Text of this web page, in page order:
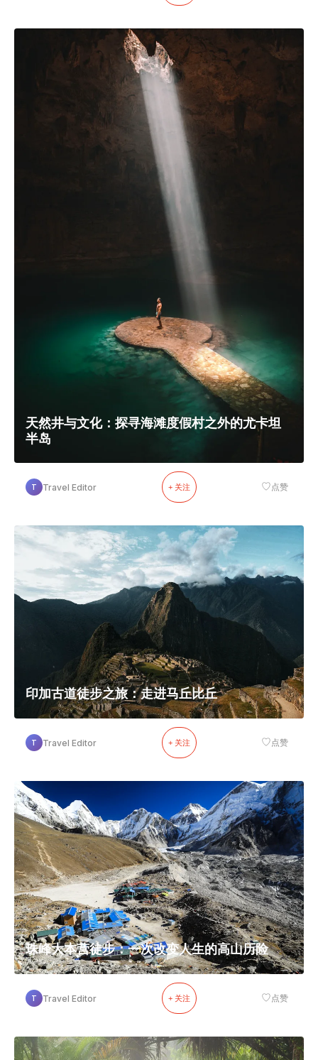
天然井与文化：探寻海滩度假村之外的尤卡坦
半岛
T Travel Editor + 关注 ♡点赞
印加古道徒步之旅：走进马丘比丘
T Travel Editor + 关注 ♡ 点赞
珠峰大本营徒步：一次改变人生的高山历险
T Travel Editor + 关注 ♡ 点赞